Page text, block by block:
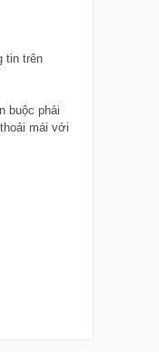
tin trên
buộc phải
mái với